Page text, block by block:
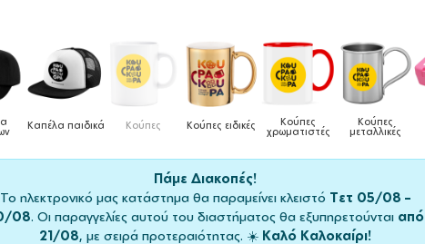
Κούπες
χρωματιστές
Κούπες
μεταλλικές
Δοχεία
φαγητού Τσάντες Ποδιές
μαγειρικής
Πάμε Διακοπές!
Το ηλεκτρονικό μας κατάστημα θα παραμείνει κλειστό Τετ 05/08 –
08. Οι παραγγελίες αυτού του διαστήματος θα εξυπηρετούνται από
21/08, με σειρά προτεραιότητας. ☀️ Καλό Καλοκαίρι!